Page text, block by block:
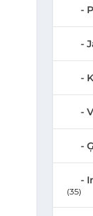
(35)